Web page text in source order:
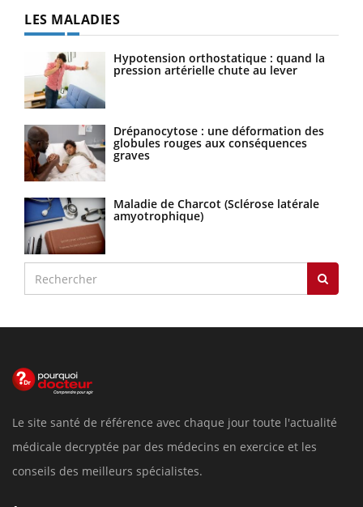
LES MALADIES
Hypotension orthostatique : quand la
pression artérielle chute au lever
Drépanocytose : une déformation des
globules rouges aux conséquences
graves
Maladie de Charcot (Sclérose latérale
amyotrophique)
Le site santé de référence avec chaque jour toute l'actualité
médicale decryptée par des médecins en exercice et les
conseils des meilleurs spécialistes.